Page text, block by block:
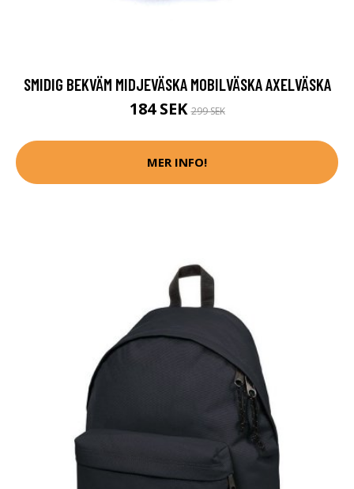
SMIDIG BEKVÄM MIDJEVÄSKA MOBILVÄSKA AXELVÄSKA
184 SEK299 SEK
MER INFO!